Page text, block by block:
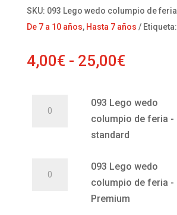
SKU: 093 Lego wedo columpio de feria
De 7 a 10 años, Hasta 7 años Etiqueta:
4,00€ - 25,00€Rango
desde
4,00€
hasta
093 Lego wedo
columpio de feria -
standard
093 Lego wedo
columpio de feria -
Premium